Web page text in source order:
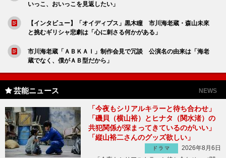
いっこ、おいっこを見返したい」
【インタビュー】「オイディプス」黒木瞳 市川海老蔵・森山未來
と挑むギリシャ悲劇は「心に刺さる何かがある」
市川海老蔵「ＡＢＫＡＩ」制作会見で冗談 公演名の由来は「海老
蔵でなく、僕がＡＢ型だから」
芸能ニュース NEWS
「今夜もシリアルキラーと待ち合わせ」
「磯貝（横山裕）とヒナタ（関水渚）の
共犯関係が深まってきているのがいい」
「縦山裕二さんのグッズ欲しい」
ドラマ
2026年8月6日